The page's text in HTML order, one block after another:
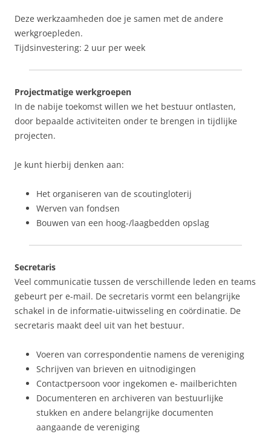
Deze werkzaamheden doe je samen met de andere
werkgroepleden.
Tijdsinvestering: 2 uur per week
Projectmatige werkgroepen
In de nabije toekomst willen we het bestuur ontlasten,
door bepaalde activiteiten onder te brengen in tijdlijke
projecten.
Je kunt hierbij denken aan:
Het organiseren van de scoutingloterij
Werven van fondsen
Bouwen van een hoog-/laagbedden opslag
Secretaris
Veel communicatie tussen de verschillende leden en teams
gebeurt per e-mail. De secretaris vormt een belangrijke
schakel in de informatie-uitwisseling en coördinatie. De
secretaris maakt deel uit van het bestuur.
Voeren van correspondentie namens de vereniging
Schrijven van brieven en uitnodigingen
Contactpersoon voor ingekomen e- mailberichten
Documenteren en archiveren van bestuurlijke
stukken en andere belangrijke documenten
aangaande de vereniging